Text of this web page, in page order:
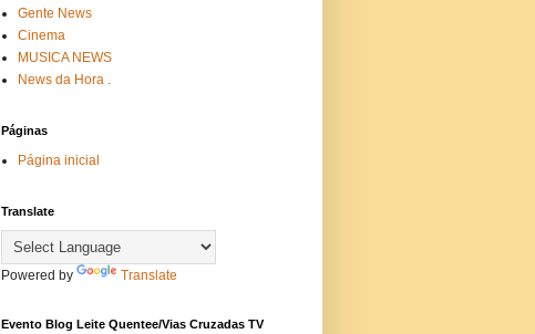
Gente News
Cinema
MUSICA NEWS
News da Hora .
Páginas
Página inicial
Translate
Powered by Translate
Evento Blog Leite Quentee/Vias Cruzadas TV